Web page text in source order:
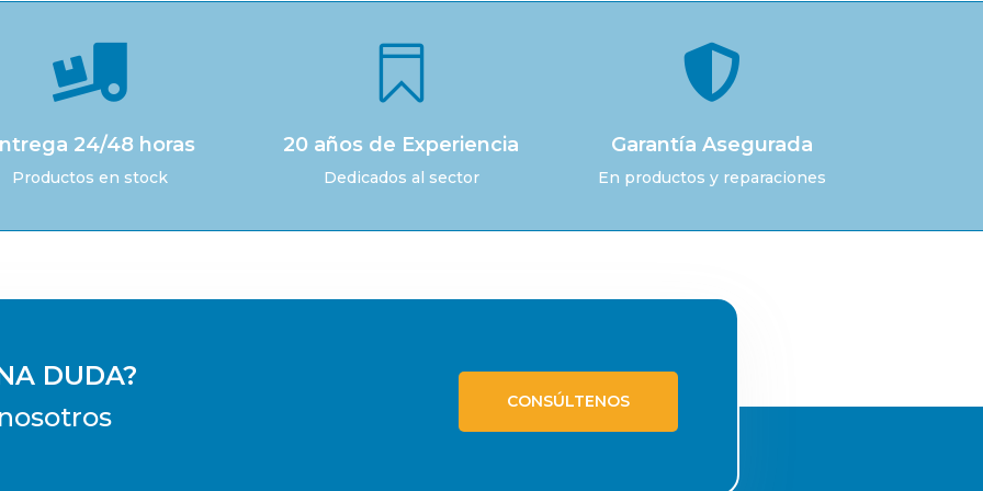

24/48 horas
Productos en stock

20 años de Experiencia
Dedicados al sector

Garantía Asegurada
En productos y reparaciones
DUDA?
CONSÚLTENOS